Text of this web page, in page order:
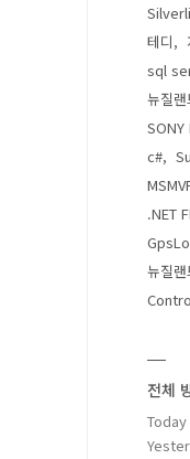
테디
sql
뉴질
SONY
c#
.NET
뉴질
전체
Today